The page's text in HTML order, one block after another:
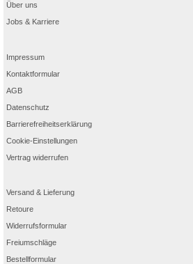
Über uns
Jobs & Karriere
Impressum
Kontaktformular
AGB
Datenschutz
Barrierefreiheitserklärung
Cookie-Einstellungen
Vertrag widerrufen
Versand & Lieferung
Retoure
Widerrufsformular
Freiumschläge
Bestellformular